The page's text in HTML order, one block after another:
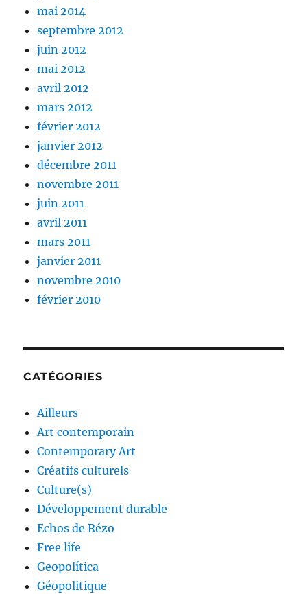
mai 2014
septembre 2012
juin 2012
mai 2012
avril 2012
mars 2012
février 2012
janvier 2012
décembre 2011
novembre 2011
juin 2011
avril 2011
mars 2011
janvier 2011
novembre 2010
février 2010
CATÉGORIES
Ailleurs
Art contemporain
Contemporary Art
Créatifs culturels
Culture(s)
Développement durable
Echos de Rézo
Free life
Geopolítica
Géopolitique